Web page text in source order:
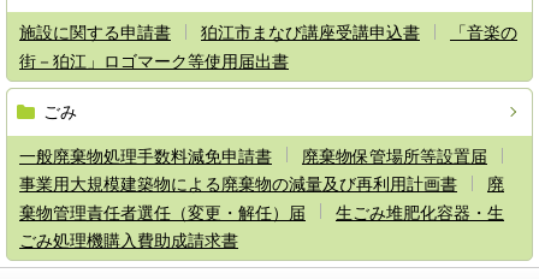
施設に関する申請書 狛江市まなび講座受講申込書
「音楽の
街－狛江」ロゴマーク等使用届出書
ごみ
一般廃棄物処理手数料減免申請書
廃棄物保管場所等設置届
事業用大規模建築物による廃棄物の減量及び再利用計画書
廃
棄物管理責任者選任（変更・解任）届
生ごみ堆肥化容器・生
ごみ処理機購入費助成請求書